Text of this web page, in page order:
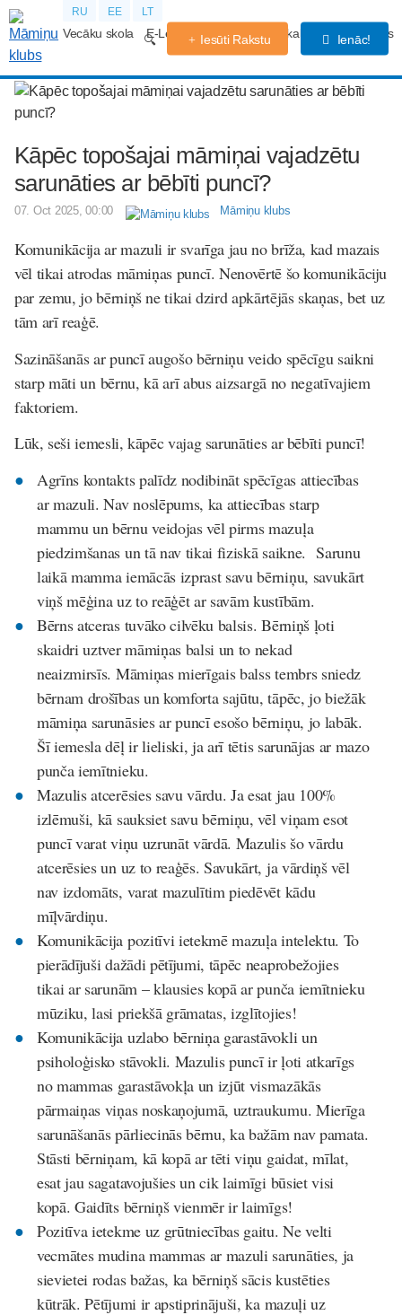
RU EE LT
Vecāku skola E-Lekcijas Grūtniecības kalendārs Forums
Iesūti Rakstu Ienāc!
Kāpēc topošajai māmiņai vajadzētu
sarunāties ar bēbīti puncī?
07. Oct 2025, 00:00 Māmiņu klubs
Komunikācija ar mazuli ir svarīga jau no brīža, kad mazais
vēl tikai atrodas māmiņas puncī. Nenovērtē šo komunikāciju
par zemu, jo bērniņš ne tikai dzird apkārtējās skaņas, bet uz
tām arī reaģē.
Sazināšanās ar puncī augošo bērniņu veido spēcīgu saikni
starp māti un bērnu, kā arī abus aizsargā no negatīvajiem
faktoriem.
Lūk, seši iemesli, kāpēc vajag sarunāties ar bēbīti puncī!
Agrīns kontakts palīdz nodibināt spēcīgas attiecības
ar mazuli. Nav noslēpums, ka attiecības starp
mammu un bērnu veidojas vēl pirms mazuļa
piedzimšanas un tā nav tikai fiziskā saikne. Sarunu
laikā mamma iemācās izprast savu bērniņu, savukārt
viņš mēģina uz to reāģēt ar savām kustībām.
Bērns atceras tuvāko cilvēku balsis. Bērniņš ļoti
skaidri uztver māmiņas balsi un to nekad
neaizmirsīs. Māmiņas mierīgais balss tembrs sniedz
bērnam drošības un komforta sajūtu, tāpēc, jo biežāk
māmiņa sarunāsies ar puncī esošo bērniņu, jo labāk.
Šī iemesla dēļ ir lieliski, ja arī tētis sarunājas ar mazo
punča iemītnieku.
Mazulis atcerēsies savu vārdu. Ja esat jau 100%
izlēmuši, kā sauksiet savu bērniņu, vēl viņam esot
puncī varat viņu uzrunāt vārdā. Mazulis šo vārdu
atcerēsies un uz to reaģēs. Savukārt, ja vārdiņš vēl
nav izdomāts, varat mazulītim piedēvēt kādu
mīļvārdiņu.
Komunikācija pozitīvi ietekmē mazuļa intelektu. To
pierādījuši dažādi pētījumi, tāpēc neaprobežojies
tikai ar sarunām – klausies kopā ar punča iemītnieku
mūziku, lasi priekšā grāmatas, izglītojies!
Komunikācija uzlabo bērniņa garastāvokli un
psiholoģisko stāvokli. Mazulis puncī ir ļoti atkarīgs
no mammas garastāvokļa un izjūt vismazākās
pārmaiņas viņas noskaņojumā, uztraukumu. Mierīga
sarunāšanās pārliecinās bērnu, ka bažām nav pamata.
Stāsti bērniņam, kā kopā ar tēti viņu gaidat, mīlat,
esat jau sagatavojušies un cik laimīgi būsiet visi
kopā. Gaidīts bērniņš vienmēr ir laimīgs!
Pozitīva ietekme uz grūtniecības gaitu. Ne velti
vecmātes mudina mammas ar mazuli sarunāties, ja
sievietei rodas bažas, ka bērniņš sācis kustēties
kūtrāk. Pētījumi ir apstiprinājuši, ka mazuļi uz